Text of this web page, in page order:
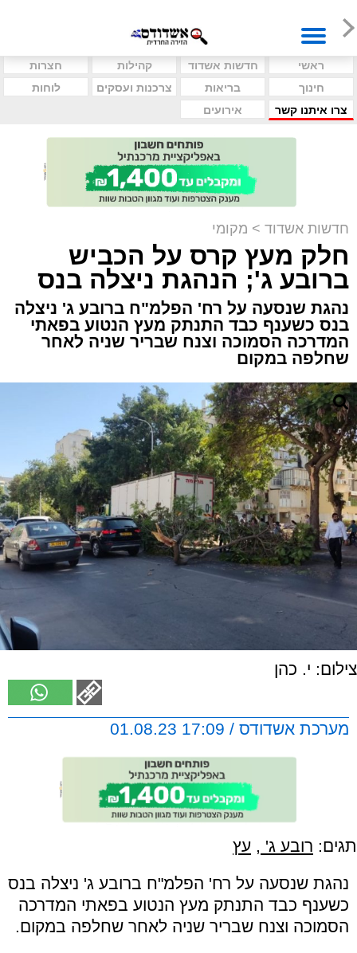
ראשי חדשות אשדוד קהילות
חצרות
חינוך
בריאות צרכנות ועסקים
לוחות
צרו איתנו קשר
אירועים
חדשות אשדוד > מקומי
חלק מעץ קרס על הכביש
ברובע ג'; הנהגת ניצלה בנס
נהגת שנסעה על רח' הפלמ"ח ברובע ג' ניצלה
בנס כשענף כבד התנתק מעץ הנטוע בפאתי
המדרכה הסמוכה וצנח שבריר שניה לאחר
שחלפה במקום
צילום: י. כהן
מערכת אשדודס / 17:09 01.08.23
תגים: רובע ג' , עץ
נהגת שנסעה על רח' הפלמ"ח ברובע ג' ניצלה בנס
כשענף כבד התנתק מעץ הנטוע בפאתי המדרכה
הסמוכה וצנח שבריר שניה לאחר שחלפה במקום.